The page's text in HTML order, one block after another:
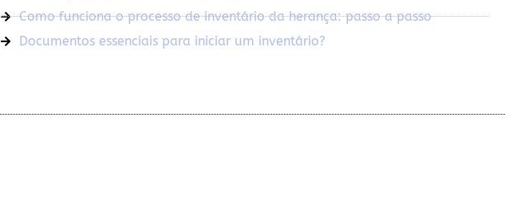
Como funciona o processo de inventário da herança: passo a passo
Documentos essenciais para iniciar um inventário?